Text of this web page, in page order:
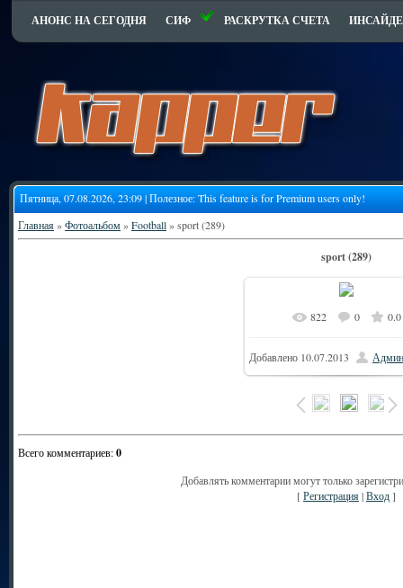
АНОНС НА СЕГОДНЯ СИФ РАСКРУТКА СЧЕТА
Пятница, 07.08.2026, 23:09 | Полезное:This feature is for Premium users only!
Главная»Фотоальбом»Football» sport (289)
sport (289)
822 0 0.0
Добавлено 10.07.2013
Всего комментариев:0
Добавлять комментарии могут только
[Регистрация|Вход]